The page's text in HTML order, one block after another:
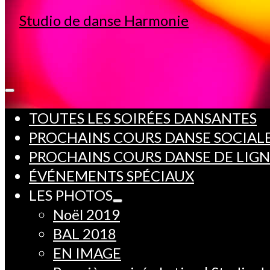
TOUTES LES SOIRÉES DANSANTES
PROCHAINS COURS DANSE
PROCHAINS COURS DANSE DE
ÉVÉNEMENTS SPÉCIAUX
LES PHOTOS
Noël 2019
BAL 2018
EN IMAGE